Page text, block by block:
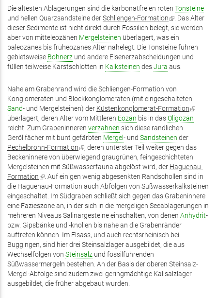
Die ältesten Ablagerungen sind die karbonatfreien roten Tonsteine
und hellen Quarzsandsteine derSchliengen-Formation(Link
ist
extern)
. Das Alter
dieser Sedimente ist nicht direkt durch Fossilien belegt, sie werden
aber von mitteleozänen Mergelsteinen überlagert, was ein
paleozänes bis früheozänes Alter nahelegt. Die Tonsteine führen
gebietsweise Bohnerz und andere Eisenerzabscheidungen und
füllen teilweise Karstschlotten in Kalksteinen desJura aus.
Nahe am Grabenrand wird die Schliengen-Formation von
Konglomeraten und Blockkonglomeraten (mit eingeschalteten
Sand- und Mergelsteinen) der Küstenkonglomerat-Formation(Link
ist
überlagert, deren Alter vom Mittleren Eozän bis in dasOligozän
reicht. Zum Grabeninneren verzahnen sich diese randlichen
Geröllfächer mit bunt gefärbten Mergel- und Sandsteinen der
Pechelbronn-Formation(Link
ist
extern)
, deren unterster Teil weiter gegen das
Beckeninnere von überwiegend graugrünen, feingeschichteten
Mergelsteinen mit Süßwasserfauna abgelöst wird, der Haguenau-
Formation(Link
ist
extern)
. Auf einigen wenig abgesenkten Randschollen sind in
die Haguenau-Formation auch Abfolgen von Süßwasserkalksteinen
eingeschaltet. Im Südgraben schließt sich gegen das Grabeninnere
eine Fazieszone an, in der sich in die mergeligen Seeablagerungen in
mehreren Niveaus Salinargesteine einschalten, von denen Anhydrit-
bzw. Gipsbänke und -knollen bis nahe an die Grabenränder
auftreten können. Im Elsass, und auch rechtsrheinisch bei
Buggingen, sind hier drei Steinsalzlager ausgebildet, die aus
Wechselfolgen von Steinsalz und fossilführenden
Süßwassermergeln bestehen. An der Basis der oberen Steinsalz-
Mergel-Abfolge sind zudem zwei geringmächtige Kalisalzlager
ausgebildet, die früher abgebaut wurden.